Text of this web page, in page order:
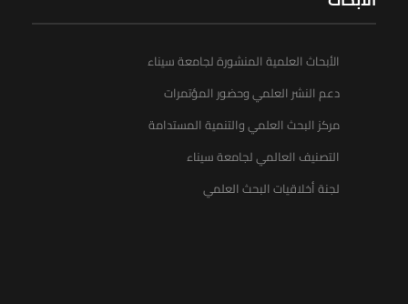
الأبحاث العلمية المنشورة لجامعة سيناء
دعم النشر العلمي وحضور المؤتمرات
مركز البحث العلمي والتنمية المستدامة
التصنيف العالمي لجامعة سيناء
لجنة أخلاقيات البحث العلمي